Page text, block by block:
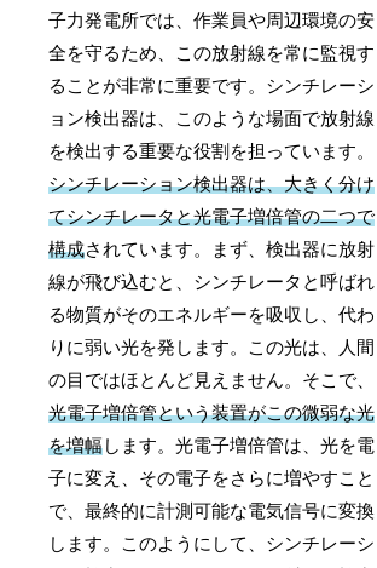
子力発電所では、作業員や周辺環境の安
全を守るため、この放射線を常に監視す
ることが非常に重要です。シンチレーシ
ョン検出器は、このような場面で放射線
を検出する重要な役割を担っています。
シンチレーション検出器は、大きく分け
てシンチレータと光電子増倍管の二つで
構成されています。まず、検出器に放射
線が飛び込むと、シンチレータと呼ばれ
る物質がそのエネルギーを吸収し、代わ
りに弱い光を発します。この光は、人間
の目ではほとんど見えません。そこで、
光電子増倍管という装置がこの微弱な光
を増幅します。光電子増倍管は、光を電
子に変え、その電子をさらに増やすこと
で、最終的に計測可能な電気信号に変換
します。このようにして、シンチレーシ